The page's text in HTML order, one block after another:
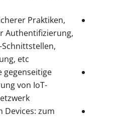
Praktiken,
Authentifizierung,
etc.
gegenseitige
von IoT-
Devices: zum